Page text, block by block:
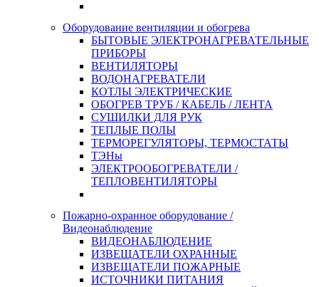
Оборудование вентиляции и обогрева
БЫТОВЫЕ ЭЛЕКТРОНАГРЕВАТЕЛЬНЫЕ
ПРИБОРЫ
ВЕНТИЛЯТОРЫ
ВОДОНАГРЕВАТЕЛИ
КОТЛЫ ЭЛЕКТРИЧЕСКИЕ
ОБОГРЕВ ТРУБ / КАБЕЛЬ / ЛЕНТА
СУШИЛКИ ДЛЯ РУК
ТЕПЛЫЕ ПОЛЫ
ТЕРМОРЕГУЛЯТОРЫ, ТЕРМОСТАТЫ
ТЭНы
ЭЛЕКТРООБОГРЕВАТЕЛИ /
ТЕПЛОВЕНТИЛЯТОРЫ
Пожарно-охранное оборудование /
Видеонаблюдение
ВИДЕОНАБЛЮДЕНИЕ
ИЗВЕЩАТЕЛИ ОХРАННЫЕ
ИЗВЕЩАТЕЛИ ПОЖАРНЫЕ
ИСТОЧНИКИ ПИТАНИЯ